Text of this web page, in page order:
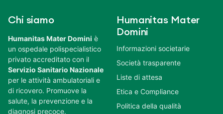
Chi siamo
Humanitas Mater Domini è
un ospedale polispecialistico
privato accreditato con il
Servizio Sanitario Nazionale
per le attività ambulatoriali e
di ricovero. Promuove la
salute, la prevenzione e la
diagnosi precoce.
Humanitas Mater
Domini
Informazioni societarie
Società trasparente
Liste di attesa
Etica e Compliance
Politica della qualità